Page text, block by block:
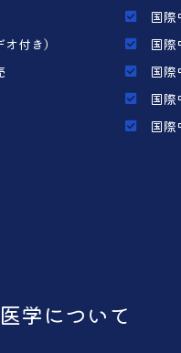
付き）
国際
国際
国際
国際
国際
学について